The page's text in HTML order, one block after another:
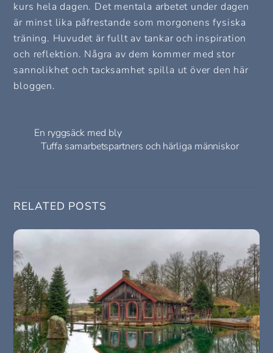
kurs hela dagen. Det mentala arbetet under dagen
är minst lika påfrestande som morgonens fysiska
träning. Huvudet är fullt av tankar och inspiration
och reflektion. Några av dem kommer med stor
sannolikhet och tacksamhet spilla ut över den här
bloggen.
En ryggsäck med bly
Tuffa samarbetspartners och härliga människor
RELATED POSTS